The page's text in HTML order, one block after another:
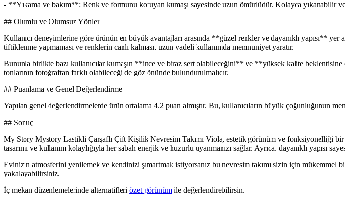
- **Yıkama ve bakım**: Renk ve formunu koruyan kumaşı sayesinde uzun ömürlüdür. Kolayca yıkanabilir ve
## Olumlu ve Olumsuz Yönler
Kullanıcı deneyimlerine göre ürünün en büyük avantajları arasında **güzel renkler ve dayanıklı yapısı** yer
tiftiklenme yapmaması ve renklerin canlı kalması, uzun vadeli kullanımda memnuniyet yaratır.
Bununla birlikte bazı kullanıcılar kumaşın **ince ve biraz sert olabileceğini** ve **yüksek kalite
tonlarının fotoğraftan farklı olabileceği de göz önünde bulundurulmalıdır.
## Puanlama ve Genel Değerlendirme
Yapılan genel değerlendirmelerde ürün ortalama 4.2 puan almıştır. Bu, kullanıcıların büyük çoğunluğunun
## Sonuç
My Story Mystory Lastikli Çarşaflı Çift Kişilik Nevresim Takımı Viola, estetik görünüm ve fonksiyonelliği
tasarımı ve kullanım kolaylığıyla her sabah enerjik ve huzurlu uyanmanızı sağlar. Ayrıca, dayanıklı yapısı
Evinizin atmosferini yenilemek ve kendinizi şımartmak istiyorsanız bu nevresim takımı sizin için mükemmel
yakalayabilirsiniz.
İç mekan düzenlemelerinde alternatifleri özet görünüm ile değerlendirebilirsin.